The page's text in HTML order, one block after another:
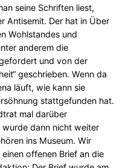
seine Schriften liest,
Antisemit. Der hat in Über
Wohlstandes und
anderem die
und von der
geschrieben. Wenn da
läuft, wie kann sie
stattgefunden hat.
mal darüber
dann nicht weiter
ins Museum. Wir
offenen Brief an die